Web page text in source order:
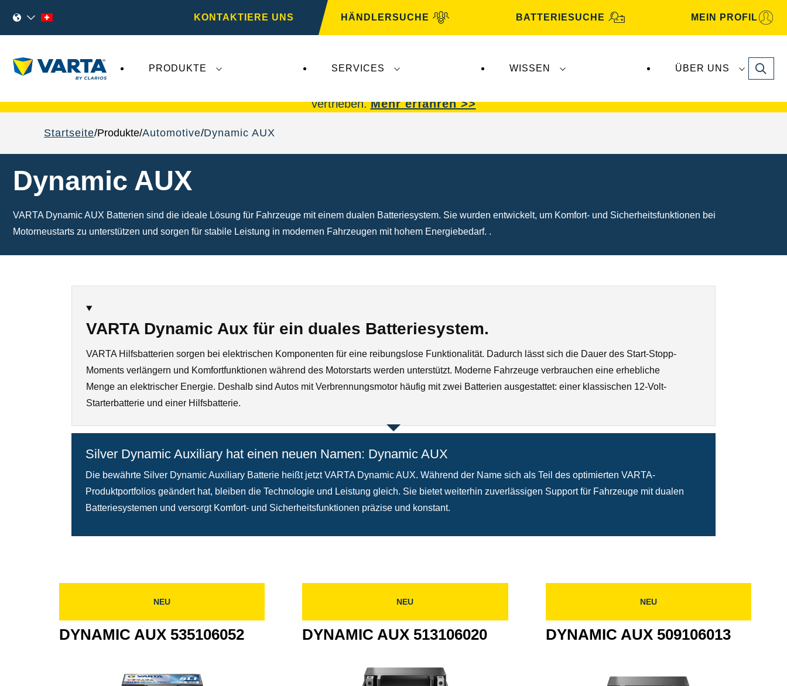
KONTAKTIERE UNS HÄNDLERSUCHE BATTERIESUCHE MEIN PROFIL
PRODUKTE SERVICES WISSEN ÜBER UNS Search
vertrieben.Mehr erfahren >>
Startseite Produkte Automotive Dynamic AUX
Dynamic AUX
VARTA Dynamic AUX Batterien sind die ideale Lösung für Fahrzeuge mit einem dualen Batteriesystem. Sie wurden entwickelt, um Komfort- und Sicherheitsfunktionen bei
Motorneustarts zu unterstützen und sorgen für stabile Leistung in modernen Fahrzeugen mit hohem Energiebedarf. .
VARTA Dynamic Aux für ein duales Batteriesystem.
VARTA Hilfsbatterien sorgen bei elektrischen Komponenten für eine reibungslose Funktionalität. Dadurch lässt sich die Dauer des Start-Stopp-
Moments verlängern und Komfortfunktionen während des Motorstarts werden unterstützt. Moderne Fahrzeuge verbrauchen eine erhebliche
Menge an elektrischer Energie. Deshalb sind Autos mit Verbrennungsmotor häufig mit zwei Batterien ausgestattet: einer klassischen 12-Volt-
Starterbatterie und einer Hilfsbatterie.
Silver Dynamic Auxiliary hat einen neuen Namen: Dynamic AUX
Die bewährte Silver Dynamic Auxiliary Batterie heißt jetzt VARTA Dynamic AUX. Während der Name sich als Teil des optimierten VARTA-
Produktportfolios geändert hat, bleiben die Technologie und Leistung gleich. Sie bietet weiterhin zuverlässigen Support für Fahrzeuge mit dualen
Batteriesystemen und versorgt Komfort- und Sicherheitsfunktionen präzise und konstant.
NEU
DYNAMIC AUX 535106052
NEU
DYNAMIC AUX 513106020
NEU
DYNAMIC AUX 509106013